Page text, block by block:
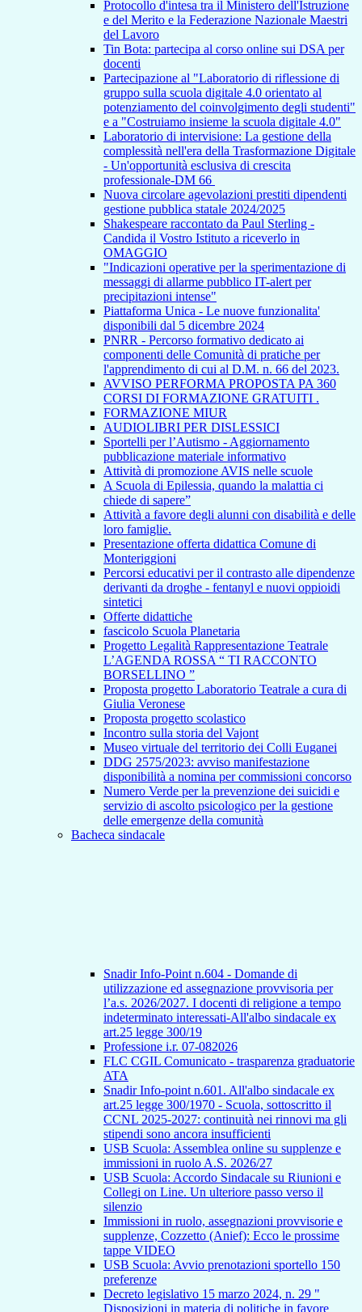
Protocollo d'intesa tra il Ministero dell'Istruzione
e del Merito e la Federazione Nazionale Maestri
del Lavoro
Tin Bota: partecipa al corso online sui DSA per
docenti
Partecipazione al "Laboratorio di riflessione di
gruppo sulla scuola digitale 4.0 orientato al
potenziamento del coinvolgimento degli studenti"
e a "Costruiamo insieme la scuola digitale 4.0"
Laboratorio di intervisione: La gestione della
complessità nell'era della Trasformazione Digitale
- Un'opportunità esclusiva di crescita
professionale-DM 66
Nuova circolare agevolazioni prestiti dipendenti
gestione pubblica statale 2024/2025
Shakespeare raccontato da Paul Sterling -
Candida il Vostro Istituto a riceverlo in
OMAGGIO
"Indicazioni operative per la sperimentazione di
messaggi di allarme pubblico IT-alert per
precipitazioni intense"
Piattaforma Unica - Le nuove funzionalita'
disponibili dal 5 dicembre 2024
PNRR - Percorso formativo dedicato ai
componenti delle Comunità di pratiche per
l'apprendimento di cui al D.M. n. 66 del 2023.
AVVISO PERFORMA PROPOSTA PA 360
CORSI DI FORMAZIONE GRATUITI .
FORMAZIONE MIUR
AUDIOLIBRI PER DISLESSICI
Sportelli per l’Autismo - Aggiornamento
pubblicazione materiale informativo
Attività di promozione AVIS nelle scuole
A Scuola di Epilessia, quando la malattia ci
chiede di sapere”
Attività a favore degli alunni con disabilità e delle
loro famiglie.
Presentazione offerta didattica Comune di
Monteriggioni
Percorsi educativi per il contrasto alle dipendenze
derivanti da droghe - fentanyl e nuovi oppioidi
sintetici
Offerte didattiche
fascicolo Scuola Planetaria
Progetto Legalità Rappresentazione Teatrale
L’AGENDA ROSSA “ TI RACCONTO
BORSELLINO ”
Proposta progetto Laboratorio Teatrale a cura di
Giulia Veronese
Proposta progetto scolastico
Incontro sulla storia del Vajont
Museo virtuale del territorio dei Colli Euganei
DDG 2575/2023: avviso manifestazione
disponibilità a nomina per commissioni concorso
Numero Verde per la prevenzione dei suicidi e
servizio di ascolto psicologico per la gestione
delle emergenze della comunità
Bacheca sindacale
Snadir Info-Point n.604 - Domande di
utilizzazione ed assegnazione provvisoria per
l’a.s. 2026/2027. I docenti di religione a tempo
indeterminato interessati-All'albo sindacale ex
art.25 legge 300/19
Professione i.r. 07-082026
FLC CGIL Comunicato - trasparenza graduatorie
ATA
Snadir Info-point n.601. All'albo sindacale ex
art.25 legge 300/1970 - Scuola, sottoscritto il
CCNL 2025-2027: continuità nei rinnovi ma gli
stipendi sono ancora insufficienti
USB Scuola: Assemblea online su supplenze e
immissioni in ruolo A.S. 2026/27
USB Scuola: Accordo Sindacale su Riunioni e
Collegi on Line. Un ulteriore passo verso il
silenzio
Immissioni in ruolo, assegnazioni provvisorie e
supplenze, Cozzetto (Anief): Ecco le prossime
tappe VIDEO
USB Scuola: Avvio prenotazioni sportello 150
preferenze
Decreto legislativo 15 marzo 2024, n. 29 "
Disposizioni in materia di politiche in favore